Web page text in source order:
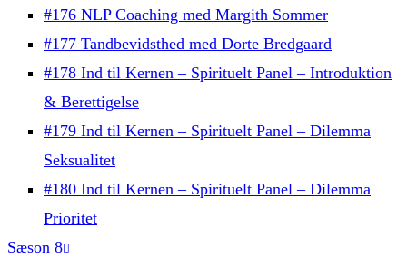
#176 NLP Coaching med Margith Sommer
#177 Tandbevidsthed med Dorte Bredgaard
#178 Ind til Kernen – Spirituelt Panel – Introduktion
& Berettigelse
#179 Ind til Kernen – Spirituelt Panel – Dilemma
Seksualitet
#180 Ind til Kernen – Spirituelt Panel – Dilemma
Prioritet
Sæson 8